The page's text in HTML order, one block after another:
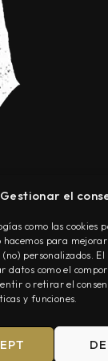
Gestionar el
como las
hacemos para
personalizados.
datos como el
o retirar el
y funciones.
TÉRMINOS Y